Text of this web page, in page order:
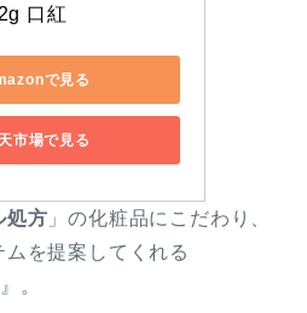
口紅
で見る
市場で見る
処方 」の化粧品にこだわり、
を提案してくれる
』。